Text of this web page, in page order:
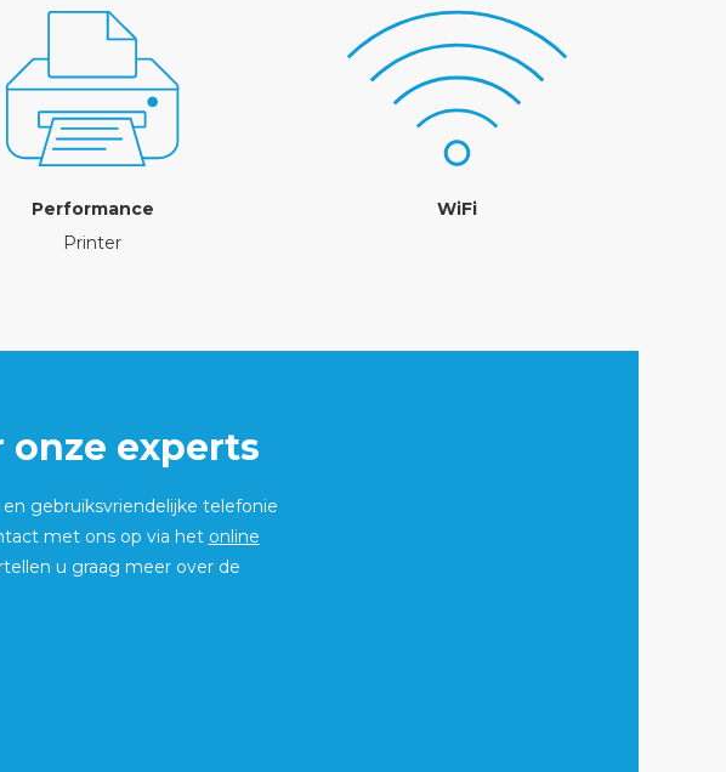
Performance
Printer
WiFi
experts
gebruiksvriendelijke telefonie
met ons op via het online
u graag meer over de